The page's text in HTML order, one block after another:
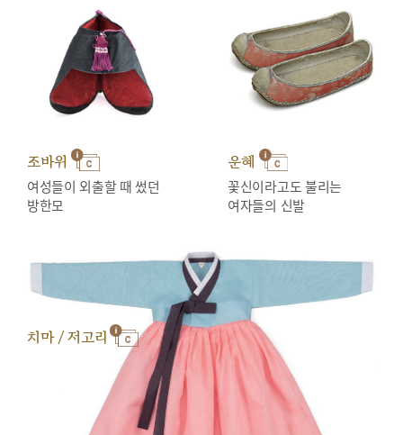
조바위
여성들이 외출할 때 썼던
방한모
운혜
꽃신이라고도 불리는
여자들의 신발
치마 / 저고리